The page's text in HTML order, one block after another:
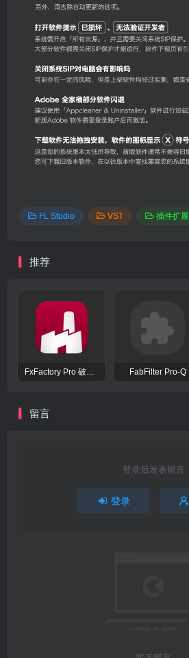
FL Studio VST 插件扩展
推荐
FxFactory Pro 破解版 视觉效果插件工具包 FabFilter Pro-Q
留言
登录后发表留言
登录